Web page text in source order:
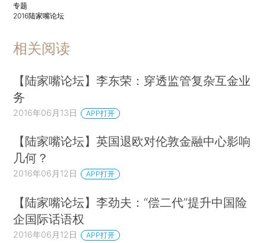
专题
2016陆家嘴论坛
相关阅读
【陆家嘴论坛】李东荣：穿透监管复杂互金业
务
2016年06月13日 APP打开
【陆家嘴论坛】英国退欧对伦敦金融中心影响
几何？
2016年06月12日 APP打开
【陆家嘴论坛】李劲夫：“偿二代”提升中国险
企国际话语权
2016年06月12日 APP打开